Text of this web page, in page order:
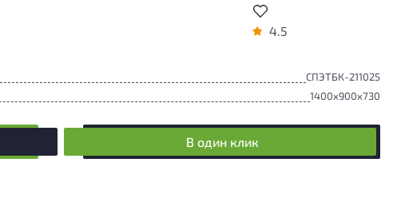
4.5
СПЭТБК-211025
1400x900x730
В один клик